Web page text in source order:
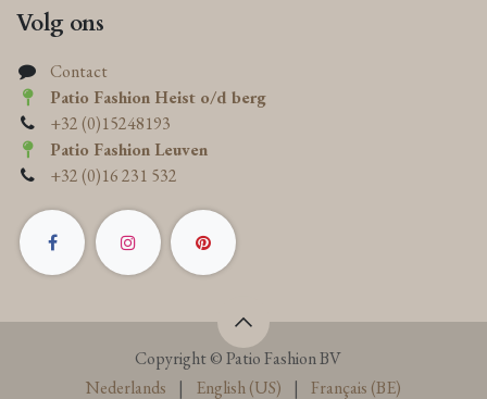
Volg ons
Contact
Patio Fashion Heist o/d berg
+32 (0)15248193
Patio Fashion Leuven
+32 (0)16 231 532
Copyright © Patio Fashion BV
Nederlands
| English (US) | Français (BE)